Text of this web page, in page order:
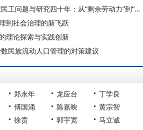
孙中伟 刘林平：中国农民工问题与研究四十年：从“剩余劳动力”到“城市新移民”
到社会治理的新飞跃
理论探索与实践创新
民族流动人口管理的对策建议
郑永年 龙应台
丁学良
傅国涌 陈嘉映
黄宗智
徐贲 郭宇宽
马立诚